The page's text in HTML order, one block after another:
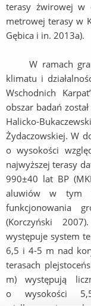
terasy żwirowej w
metrowej terasy w
Gębica i in. 2013a).
W ramach
klimatu i
Wschodnich
obszar badań
Halicko-
Żydaczowskiej. W
o wysokości
najwyższej terasy
990±40 lat BP
aluwiów w tym
funkcjonowania
(Korczyński
występuje system
6,5 i 4-5 m nad
terasach
m) występują
o wysokości